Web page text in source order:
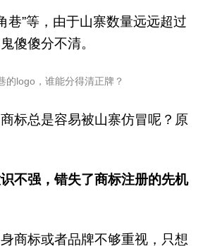
巷”等，由于山寨数量远远超过
傻傻分不清。
的logo，谁能分得清正牌？
标总是容易被山寨仿冒呢？原
不强，错失了商标注册的先机
商标或者品牌不够重视，只想